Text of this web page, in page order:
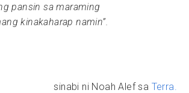
pansin sa maraming
kinakaharap namin”.
sinabi ni Noah Alef sa Terra.